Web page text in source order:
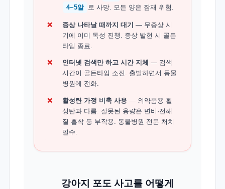
4~5알
로 사망. 모든 양은 잠재 위험.
❌ 증상 나타날 때까지 대기 — 무증상 시
기에 이미 독성 진행. 증상 발현 시 골든
타임 종료.
❌ 인터넷 검색만 하고 시간 지체 — 검색
시간이 골든타임 소진. 출발하면서 동물
병원에 전화.
❌ 활성탄 가정 비축 사용 — 의약품용 활
성탄과 다름. 잘못된 용량은 변비·전해
질 흡착 등 부작용. 동물병원 전문 처치
필수.
강아지 포도 사고를 어떻게